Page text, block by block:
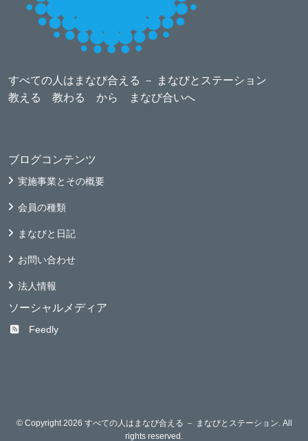
すべての人はまなび合える － まなびとステーション
教える 教わる から まなび合いへ
ブログコンテンツ
実施事業とその概要
会員の種類
まなびと日記
お問い合わせ
法人情報
ソーシャルメディア
Feedly
© Copyright 2026 すべての人はまなび合える － まなびとステーション. All
rights reserved.